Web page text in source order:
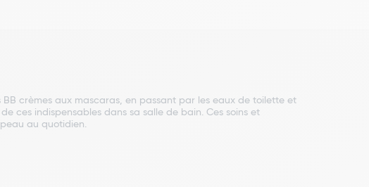
crèmes aux mascaras, en passant par les eaux de toilette et
ces indispensables dans sa salle de bain. Ces soins et
au quotidien.